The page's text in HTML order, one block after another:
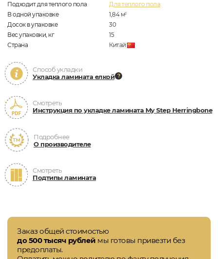
Подходит для теплого пола
Для теплого пола
В одной упаковке
1,84 м2
Досок в упаковке
30
Вес упаковки, кг
15
Страна
Китай
Способ укладки
Укладка ламината елкой
Смотреть
Инструкция по укладке ламината My Step Herringbone
Подробнее
О производителе
Смотреть
Подтипы ламината
Заказ общей стоимостью
до 500 тысяч рублей мы готовы привезти без
предоплаты.